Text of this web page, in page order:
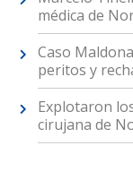
médica de
Caso
peritos y
Explotaron
cirujana de